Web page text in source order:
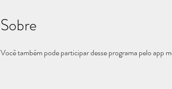
Sobre
Você também pode participar desse programa pelo app